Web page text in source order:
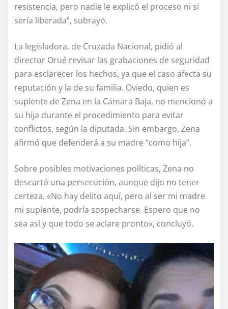
resistencia, pero nadie le explicó el proceso ni si
sería liberada”, subrayó.
La legisladora, de Cruzada Nacional, pidió al
director Orué revisar las grabaciones de seguridad
para esclarecer los hechos, ya que el caso afecta su
reputación y la de su familia. Oviedo, quien es
suplente de Zena en la Cámara Baja, no mencionó a
su hija durante el procedimiento para evitar
conflictos, según la diputada. Sin embargo, Zena
afirmó que defenderá a su madre “como hija”.
Sobre posibles motivaciones políticas, Zena no
descartó una persecución, aunque dijo no tener
certeza. «No hay delito aquí, pero al ser mi madre
mi suplente, podría sospecharse. Espero que no
sea así y que todo se aclare pronto», concluyó.